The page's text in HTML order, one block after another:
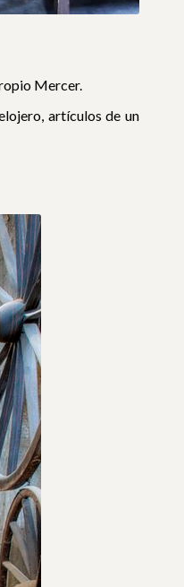
Mercer.
artículos de un